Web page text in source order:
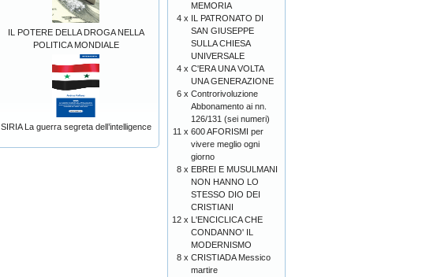
IL POTERE DELLA DROGA NELLA
POLITICA MONDIALE
SIRIA La guerra segreta dell’intelligence
MEMORIA
4 x IL PATRONATO DI
SAN GIUSEPPE
SULLA CHIESA
UNIVERSALE
4 x C'ERA UNA VOLTA
UNA GENERAZIONE
6 x Controrivoluzione
Abbonamento ai nn.
126/131 (sei numeri)
11 x 600 AFORISMI per
vivere meglio ogni
giorno
8 x EBREI E MUSULMANI
NON HANNO LO
STESSO DIO DEI
CRISTIANI
12 x L'ENCICLICA CHE
CONDANNO' IL
MODERNISMO
8 x CRISTIADA Messico
martire